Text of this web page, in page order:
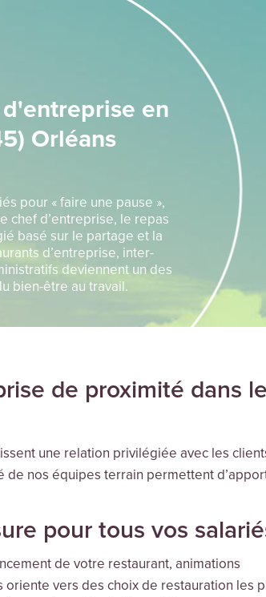
en
Orléans
pour « faire une pause »,
chef d’entreprise, le repas
basé sur le partage et la
d’entreprise, inter-
deviennent un des
bien-être au travail.
de proximité dans le
une relation privilégiée avec les
nos équipes terrain permettent
pour tous vos
de votre restaurant, animations
vers des choix de restauration les